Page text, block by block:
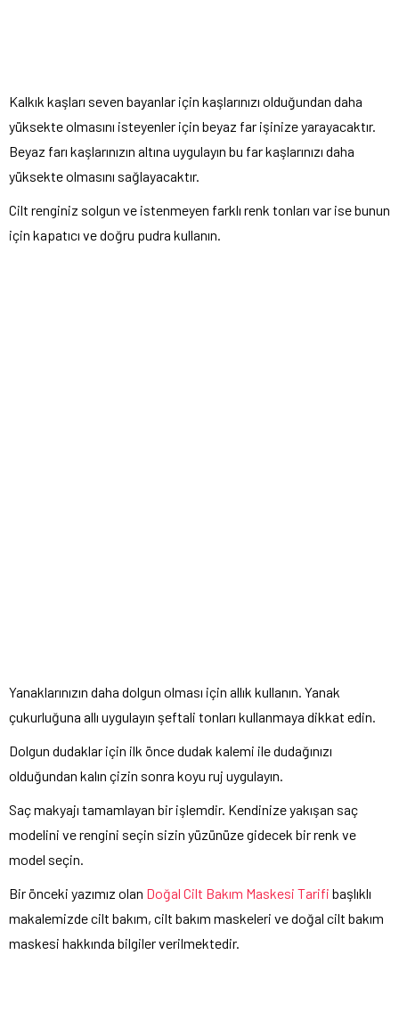
Kalkık kaşları seven bayanlar için kaşlarınızı olduğundan daha
yüksekte olmasını isteyenler için beyaz far işinize yarayacaktır.
Beyaz farı kaşlarınızın altına uygulayın bu far kaşlarınızı daha
yüksekte olmasını sağlayacaktır.
Cilt renginiz solgun ve istenmeyen farklı renk tonları var ise bunun
için kapatıcı ve doğru pudra kullanın.
Yanaklarınızın daha dolgun olması için allık kullanın. Yanak
çukurluğuna allı uygulayın şeftali tonları kullanmaya dikkat edin.
Dolgun dudaklar için ilk önce dudak kalemi ile dudağınızı
olduğundan kalın çizin sonra koyu ruj uygulayın.
Saç makyajı tamamlayan bir işlemdir. Kendinize yakışan saç
modelini ve rengini seçin sizin yüzünüze gidecek bir renk ve
model seçin.
Bir önceki yazımız olan Doğal Cilt Bakım Maskesi Tarifi başlıklı
makalemizde cilt bakım, cilt bakım maskeleri ve doğal cilt bakım
maskesi hakkında bilgiler verilmektedir.